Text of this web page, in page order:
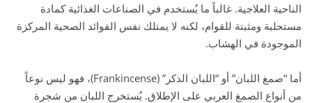
الناحية العلاجية. غالباً ما يُستخدم في الصناعات الغذائية كمادة
مستحلبة ومثبتة للقوام، لكنه لا يمتلك نفس الفوائد الصحية المركزة
الموجودة في الهشاب.
أما “صمغ اللبان” أو “اللبان الذكر” (Frankincense)، فهو ليس نوعاً
من أنواع الصمغ العربي على الإطلاق. يُستخرج اللبان من شجرة